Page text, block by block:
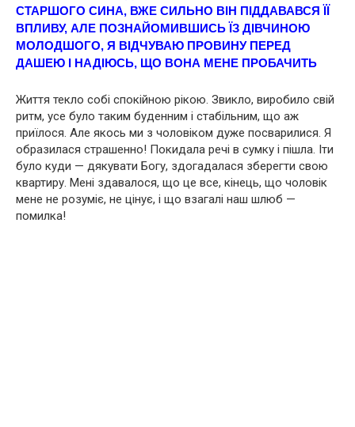
СТАРШОГО СИНА, ВЖЕ СИЛЬНО ВІН ПІДДАВАВСЯ ЇЇ
ВПЛИВУ, АЛЕ ПОЗНАЙОМИВШИСЬ ЇЗ ДІВЧИНОЮ
МОЛОДШОГО, Я ВІДЧУВАЮ ПРОВИНУ ПЕРЕД
ДАШЕЮ І НАДІЮСЬ, ЩО ВОНА МЕНЕ ПРОБАЧИТЬ
Життя текло собі спокійною рікою. Звикло, виробило свій
ритм, усе було таким буденним і стабільним, що аж
приїлося. Але якось ми з чоловіком дуже посварилися. Я
образилася страшенно! Покидала речі в сумку і пішла. Іти
було куди — дякувати Богу, здогадалася зберегти свою
квартиру. Мені здавалося, що це все, кінець, що чоловік
мене не розуміє, не цінує, і що взагалі наш шлюб —
помилка!